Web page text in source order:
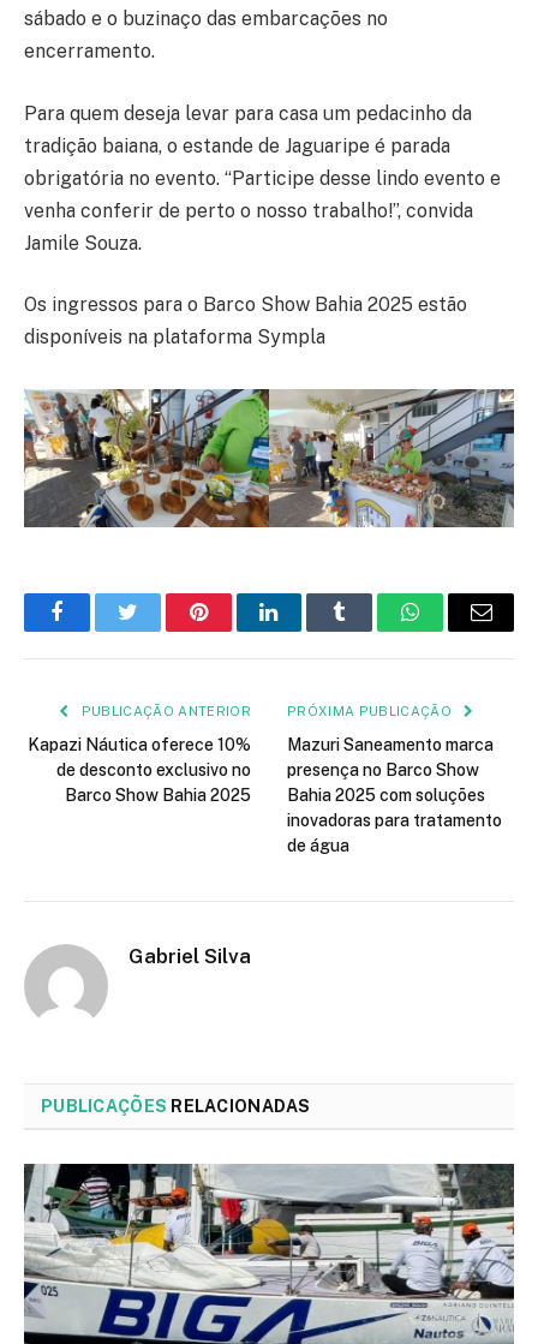
sábado e o buzinaço das embarcações no
encerramento.
Para quem deseja levar para casa um pedacinho da
tradição baiana, o estande de Jaguaripe é parada
obrigatória no evento. “Participe desse lindo evento e
venha conferir de perto o nosso trabalho!”, convida
Jamile Souza.
Os ingressos para o Barco Show Bahia 2025 estão
disponíveis na plataforma Sympla
FacebookTwitter PinterestLinkedInTumblr WhatsApp
E-
PUBLICAÇÃO ANTERIOR
Kapazi Náutica oferece 10%
de desconto exclusivo no
Barco Show Bahia 2025
PRÓXIMA PUBLICAÇÃO
Mazuri Saneamento marca
presença no Barco Show
Bahia 2025 com soluções
inovadoras para tratamento
de água
Gabriel Silva
PUBLICAÇÕES RELACIONADAS